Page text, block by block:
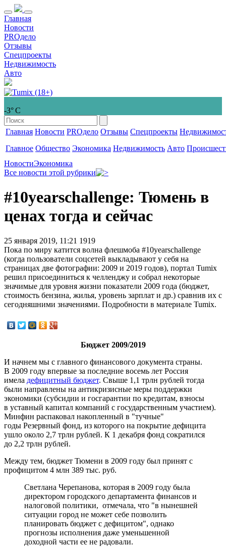
Главная
Новости
PROдело
Отзывы
Спецпроекты
Недвижимость
Авто
-3° С
Главная Новости PROдело Отзывы Спецпроекты
Главное Общество Экономика Недвижимость Авто
НовостиЭкономика
Все новости этой рубрики
#10yearschallenge: Тюмень в
ценах тогда и сейчас
25 января 2019, 11:21 1919
Пока по миру катится волна флешмоба #10yearschallenge
(когда пользователи соцсетей выкладывают у себя на
страницах две фотографии: 2009 и 2019 годов), портал Tumix
решил присоединиться к челленджу и собрал некоторые
значимые для уровня жизни показатели 2009 года (бюджет,
стоимость бензина, жилья, уровень зарплат и др.) сравнив их с
сегодняшними значениями. Подробности в материале Tumix.
Бюджет 2009/2019
И начнем мы с главного финансового документа страны.
В 2009 году впервые за последние восемь лет Россия
имела дефицитный бюджет. Свыше 1,1 трлн рублей тогда
были направлены на антикризисные меры поддержки
экономики (субсидии и госгарантии по кредитам, взносы
в уставный капитал компаний с государственным участием).
Минфин распаковал накопленный в "тучные"
годы Резервный фонд, из которого на покрытие дефицита
ушло около 2,7 трлн рублей. К 1 декабря фонд сократился
до 2,2 трлн рублей.
Между тем, бюджет Тюмени в 2009 году был принят с
профицитом 4 млн 389 тыс. руб.
Светлана Черепанова, которая в 2009 году была
директором городского департамента финансов и
налоговой политики, отмечала, что "в нынешней
ситуации город не может себе позволить
планировать бюджет с дефицитом", однако
прогнозы исполнения даже уменьшенной
доходной части ее не радовали.